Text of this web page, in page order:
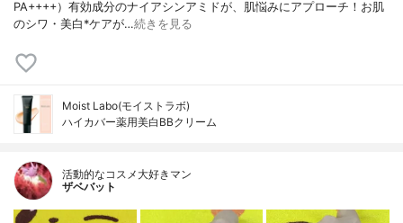
PA++++）有効成分のナイアシンアミドが、肌悩みにアプローチ！お肌
のシワ・美白*ケアが…続きを見る
Moist Labo(モイストラボ)
ハイカバー薬用美白BBクリーム
活動的なコスメ大好きマン
ザベバット